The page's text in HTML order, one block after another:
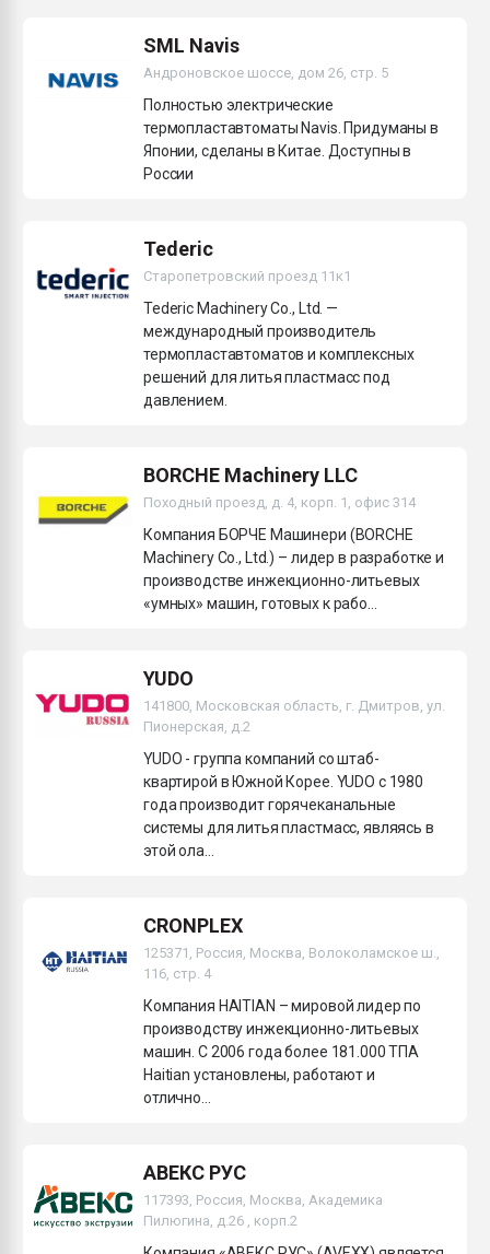
SML Navis
Андроновское шоссе, дом 26, стр. 5
Полностью электрические
термопластавтоматы Navis. Придуманы в
Японии, сделаны в Китае. Доступны в
России
Tederic
Старопетровский проезд 11к1
Tederic Machinery Co., Ltd. —
международный производитель
термопластавтоматов и комплексных
решений для литья пластмасс под
давлением.
YUDO
141800, Московская область, г. Дмитров, ул.
Пионерская, д.2
YUDO - группа компаний со штаб-
квартирой в Южной Корее. YUDO c 1980
года производит горячеканальные
системы для литья пластмасс, являясь в
этой ола...
BORCHE Machinery LLC
Походный проезд, д. 4, корп. 1, офис 314
Компания БОРЧЕ Машинери (BORCHE
Machinery Co., Ltd.) – лидер в разработке и
производстве инжекционно-литьевых
«умных» машин, готовых к рабо...
CRONPLEX
125371, Россия, Москва, Волоколамское ш.,
116, стр. 4
Компания HAITIAN – мировой лидер по
производству инжекционно-литьевых
машин. С 2006 года более 181.000 ТПА
Haitian установлены, работают и
отлично...
АВЕКС РУС
117393, Россия, Москва, Академика
Пилюгина, д.26 , корп.2